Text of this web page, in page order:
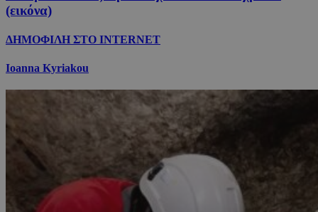
(εικόνα)
ΔΗΜΟΦΙΛΗ ΣΤΟ INTERNET
Ioanna Kyriakou